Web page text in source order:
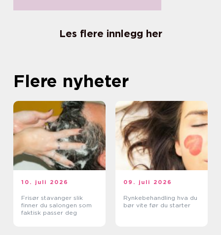
Les flere innlegg her
Flere nyheter
10. juli 2026
Frisør stavanger slik
finner du salongen som
faktisk passer deg
09. juli 2026
Rynkebehandling hva du
bør vite før du starter